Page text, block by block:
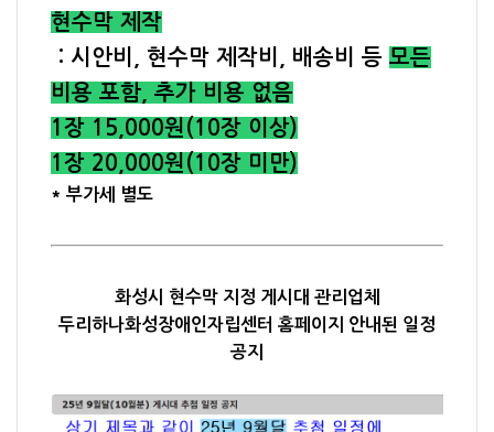
현수막 제작
: 시안비, 현수막 제작비, 배송비 등 모든
비용 포함, 추가 비용 없음
1장 15,000원(10장 이상)
1장 20,000원(10장 미만)
* 부가세 별도
화성시 현수막 지정 게시대 관리업체
두리하나화성장애인자립센터 홈페이지 안내된 일정
공지